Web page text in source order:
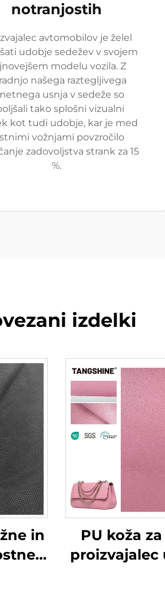
notranjostih
avtomobilov je želel
udobje sedežev v svojem
modelu vozila. Z
našega raztegljivega
usnja v sedeže so
tako splošni vizualni
kot tudi udobje, kar je med
vožnjami povzročilo
zadovoljstva strank za 15
%.
izdelki
in
PU koža
proizvajalec